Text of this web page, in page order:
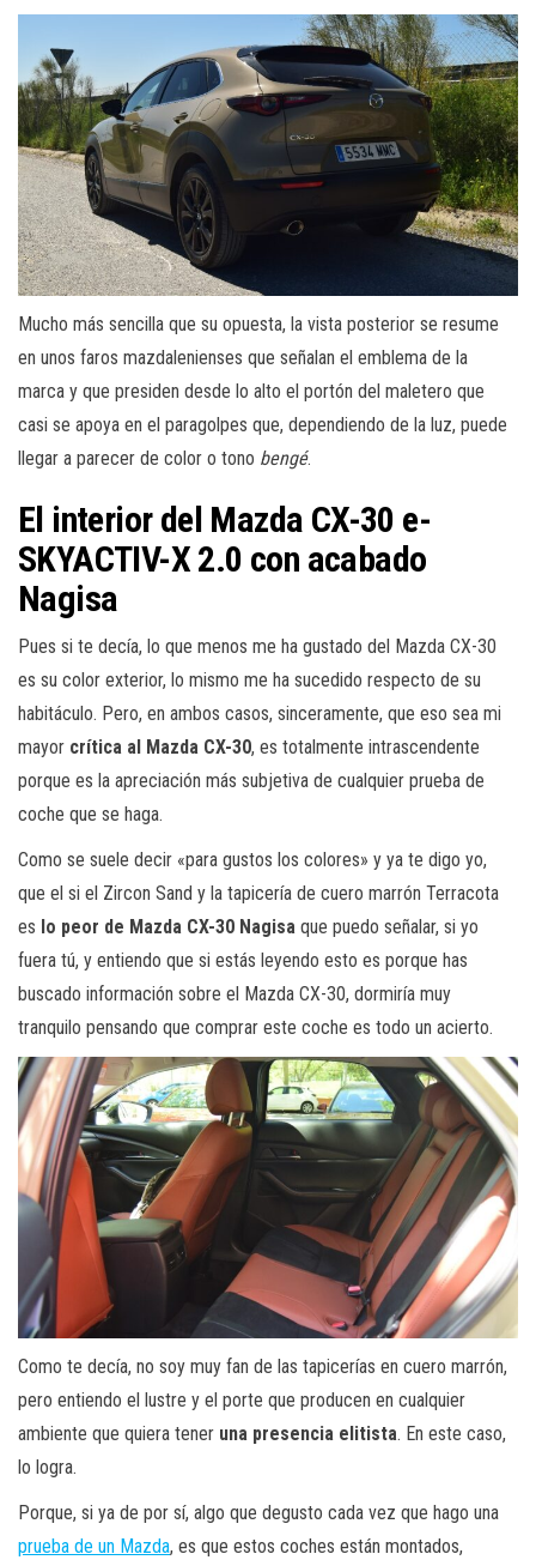
Mucho más sencilla que su opuesta, la vista posterior se resume
en unos faros mazdalenienses que señalan el emblema de la
marca y que presiden desde lo alto el portón del maletero que
casi se apoya en el paragolpes que, dependiendo de la luz, puede
llegar a parecer de color o tono bengé.
El interior del Mazda CX-30 e-
SKYACTIV-X 2.0 con acabado
Nagisa
Pues si te decía, lo que menos me ha gustado del Mazda CX-30
es su color exterior, lo mismo me ha sucedido respecto de su
habitáculo. Pero, en ambos casos, sinceramente, que eso sea mi
mayor crítica al Mazda CX-30, es totalmente intrascendente
porque es la apreciación más subjetiva de cualquier prueba de
coche que se haga.
Como se suele decir «para gustos los colores» y ya te digo yo,
que el si el Zircon Sand y la tapicería de cuero marrón Terracota
es lo peor de Mazda CX-30 Nagisa que puedo señalar, si yo
fuera tú, y entiendo que si estás leyendo esto es porque has
buscado información sobre el Mazda CX-30, dormiría muy
tranquilo pensando que comprar este coche es todo un acierto.
Como te decía, no soy muy fan de las tapicerías en cuero marrón,
pero entiendo el lustre y el porte que producen en cualquier
ambiente que quiera tener una presencia elitista. En este caso,
lo logra.
Porque, si ya de por sí, algo que degusto cada vez que hago una
prueba de un Mazda, es que estos coches están montados,